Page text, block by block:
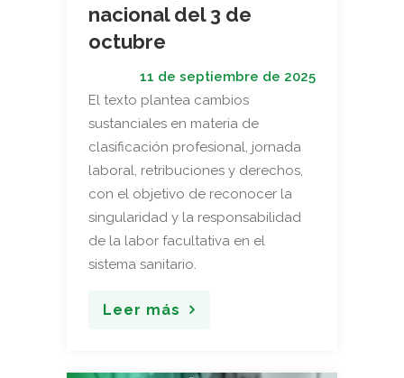
nacional del 3 de
octubre
11 de septiembre de 2025
El texto plantea cambios
sustanciales en materia de
clasificación profesional, jornada
laboral, retribuciones y derechos,
con el objetivo de reconocer la
singularidad y la responsabilidad
de la labor facultativa en el
sistema sanitario.
Leer más